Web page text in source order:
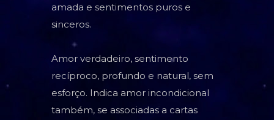
amada e sentimentos puros e
sinceros.
Amor verdadeiro, sentimento
recíproco, profundo e natural, sem
esforço. Indica amor incondicional
também, se associadas a cartas